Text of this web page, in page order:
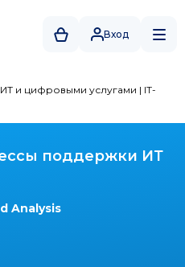
Вход
и цифровыми услугами | IT-
поддержки ИТ
Analysis